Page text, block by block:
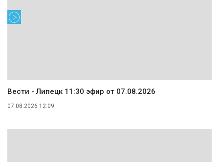
Вести - Липецк 11:30 эфир от 07.08.2026
07.08.2026 12:09